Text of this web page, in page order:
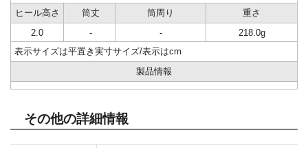
ヒール高さ
筒丈 筒周り
重さ
2.0
- -
218.0g
表示サイズは平置き実寸サイズ/表示はcm
製品情報
その他の詳細情報